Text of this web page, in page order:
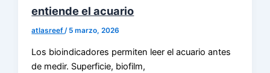
entiende el acuario
atlasreef/ 5 marzo, 2026
Los bioindicadores permiten leer el acuario antes
de medir. Superficie, biofilm,